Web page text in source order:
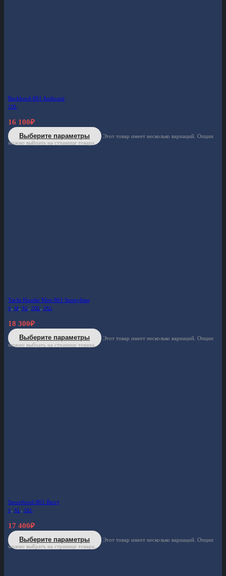
Backbord-861 Anthrazit
2XL
16 100₽
Выберите параметры
Этот товар имеет несколько вариаций. Опции
можно выбрать на странице товара.
Yacht Hoodie Men-861 Sunnylime
S, M, XL, 2XL, 3XL
18 300₽
Выберите параметры
Этот товар имеет несколько вариаций. Опции
можно выбрать на странице товара.
Steuerbord-861 Berry
S, XL, 3XL
17 400₽
Выберите параметры
Этот товар имеет несколько вариаций. Опции
можно выбрать на странице товара.